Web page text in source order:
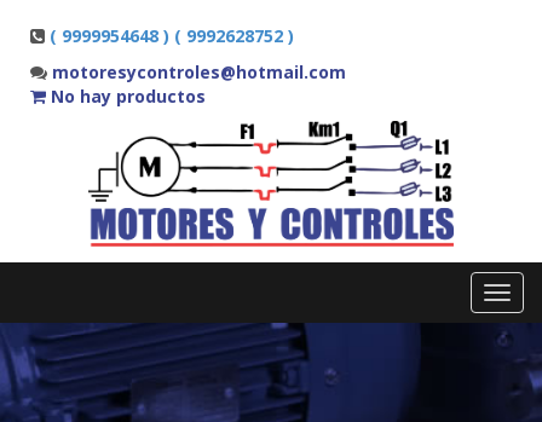
( 9999954648 ) ( 9992628752 )
motoresycontroles@hotmail.com
No hay productos